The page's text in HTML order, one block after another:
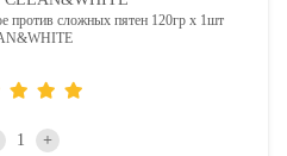
против сложных пятен 120гр х 1шт
+